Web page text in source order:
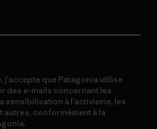
j’accepte que Patagonia utilise
des e-mails concernant les
à l’activisme, les
autres, conformément à la